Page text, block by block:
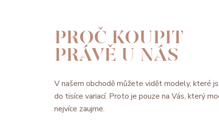
PROČ KOUPIT
PRÁVĚ U NÁS
V našem obchodě můžete vidět modely, které
do tisíce variací. Proto je pouze na Vás, který
nejvíce zaujme.